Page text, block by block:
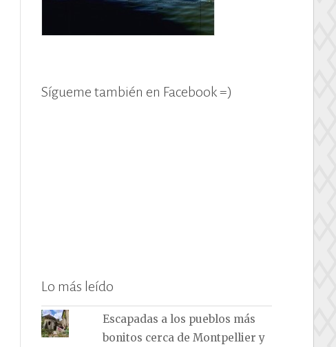
Sígueme también en Facebook =)
Lo más leído
Escapadas a los pueblos más
bonitos cerca de Montpellier y